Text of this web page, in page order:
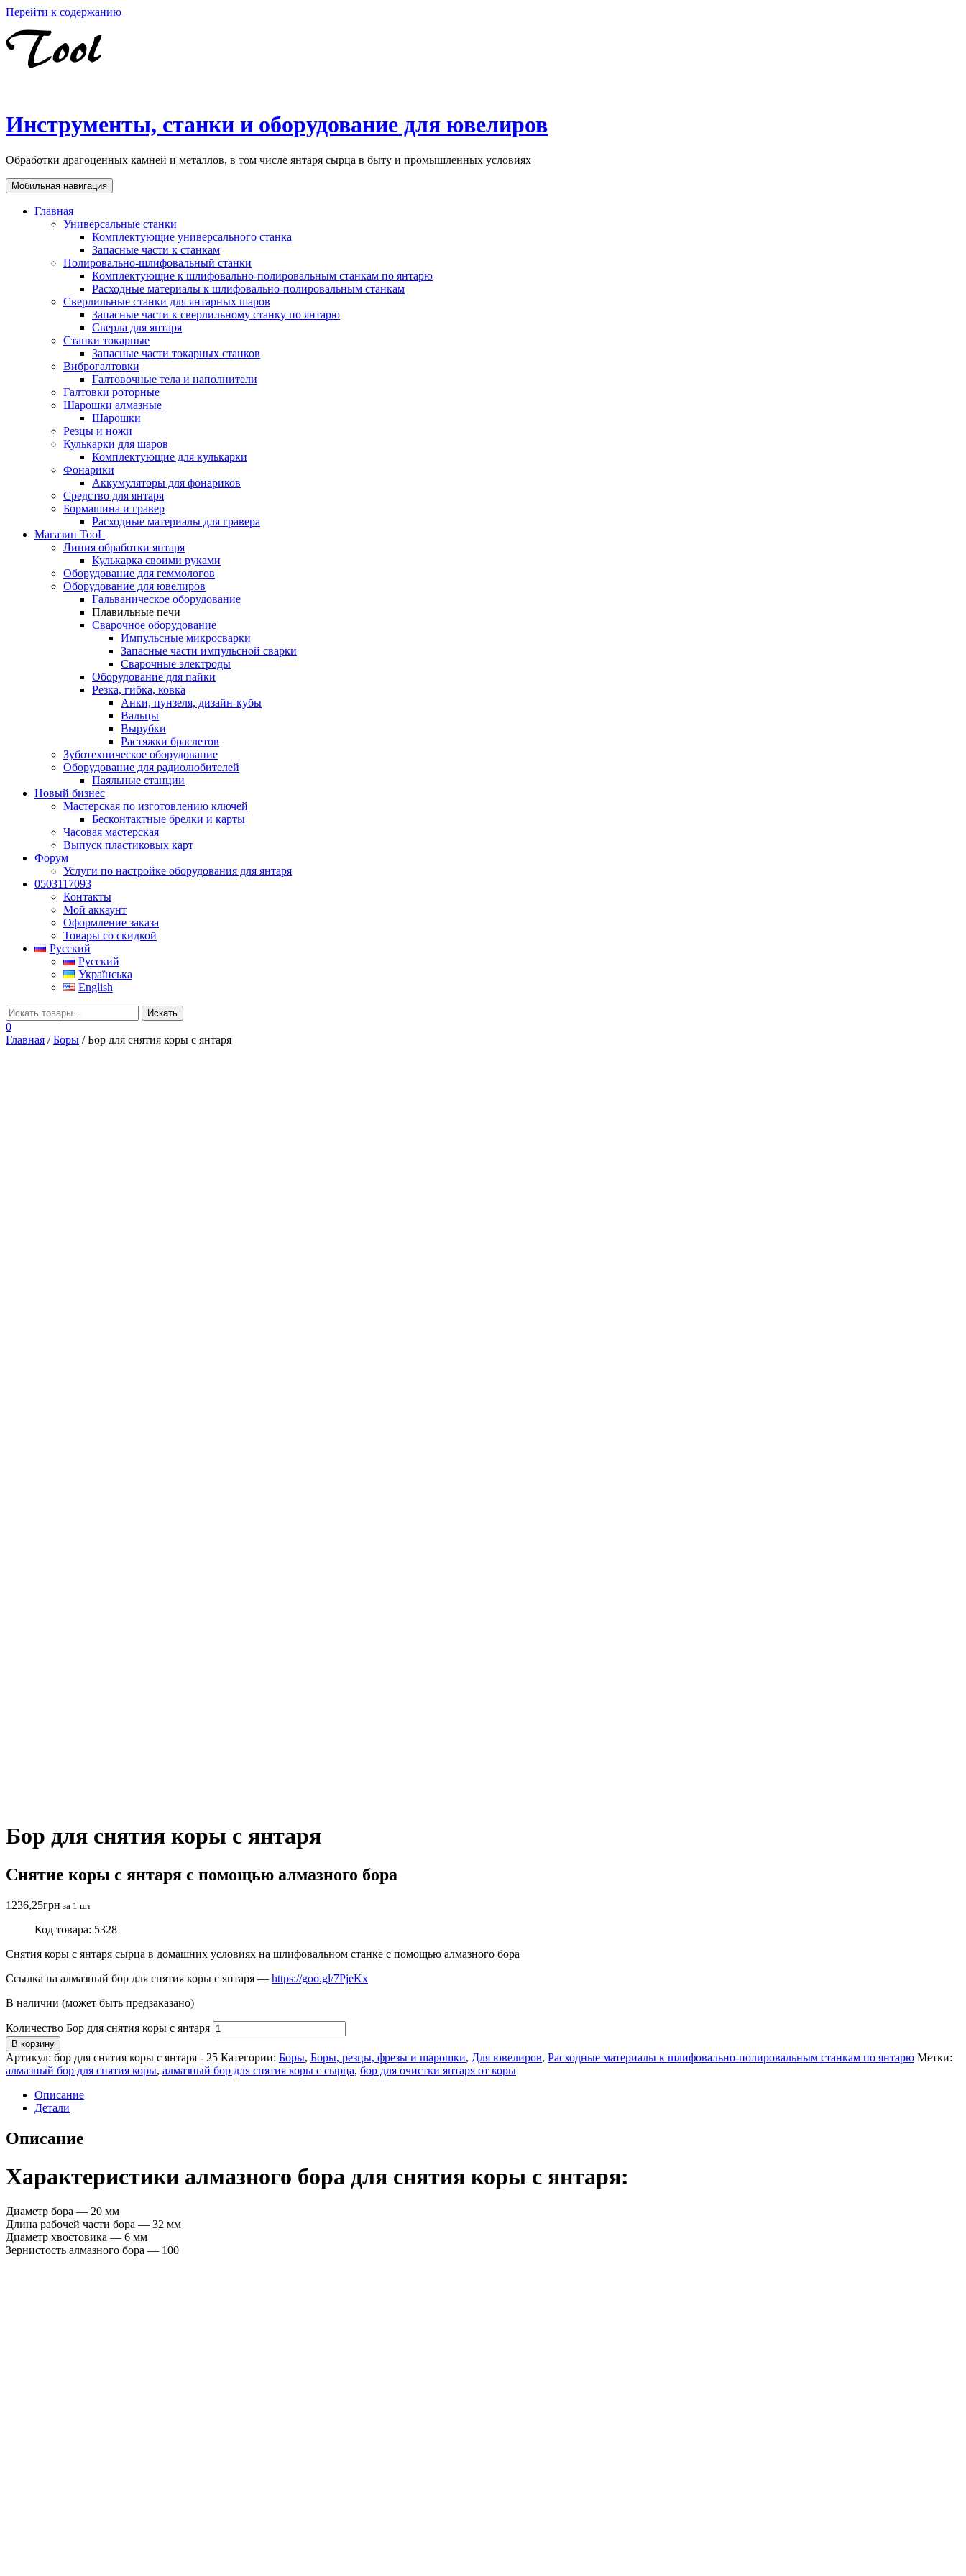
Перейти к содержанию
Инструменты, станки и оборудование для ювелиров
Обработки драгоценных камней и металлов, в том числе янтаря сырца в быту и промышленных условиях
Мобильная навигация
Главная
Универсальные станки
Комплектующие универсального станка
Запасные части к станкам
Полировально-шлифовальный станки
Комплектующие к шлифовально-полировальным станкам по янтарю
Расходные материалы к шлифовально-полировальным станкам
Сверлильные станки для янтарных шаров
Запасные части к сверлильному станку по янтарю
Сверла для янтаря
Станки токарные
Запасные части токарных станков
Виброгалтовки
Галтовочные тела и наполнители
Галтовки роторные
Шарошки алмазные
Шарошки
Резцы и ножи
Кулькарки для шаров
Комплектующие для кулькарки
Фонарики
Аккумуляторы для фонариков
Средство для янтаря
Бормашина и гравер
Расходные материалы для гравера
Магазин TooL
Линия обработки янтаря
Кулькарка своими руками
Оборудование для геммологов
Оборудование для ювелиров
Гальваническое оборудование
Плавильные печи
Сварочное оборудование
Импульсные микросварки
Запасные части импульсной сварки
Сварочные электроды
Оборудование для пайки
Резка, гибка, ковка
Анки, пунзеля, дизайн-кубы
Вальцы
Вырубки
Растяжки браслетов
Зуботехническое оборудование
Оборудование для радиолюбителей
Паяльные станции
Новый бизнес
Мастерская по изготовлению ключей
Бесконтактные брелки и карты
Часовая мастерская
Выпуск пластиковых карт
Форум
Услуги по настройке оборудования для янтаря
0503117093
Контакты
Мой аккаунт
Оформление заказа
Товары со скидкой
Русский
Русский
Українська
English
0
Главная /Боры / Бор для снятия коры с янтаря
Бор для снятия коры с янтаря
Снятие коры с янтаря с помощью алмазного бора
1236,25грн за 1 шт
Код товара: 5328
Снятия коры с янтаря сырца в домашних условиях на шлифовальном станке с помощью алмазного бора
Ссылка на алмазный бор для снятия коры с янтаря — https://goo.gl/7PjeKx
В наличии (может быть предзаказано)
Количество Бор для снятия коры с янтаря
В корзину
Артикул: бор для снятия коры с янтаря - 25 Категории: Боры, Боры, резцы, фрезы и шарошки, Для ювелиров, Расходные материалы к шлифовально-полировальным станкам по янтарю Метки:
алмазный бор для снятия коры, алмазный бор для снятия коры с сырца, бор для очистки янтаря от коры
Описание
Детали
Описание
Характеристики алмазного бора для снятия коры с янтаря:
Диаметр бора — 20 мм
Длина рабочей части бора — 32 мм
Диаметр хвостовика — 6 мм
Зернистость алмазного бора — 100